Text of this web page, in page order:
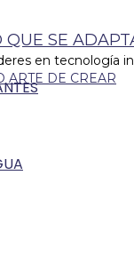
QUE SE
en tecnología